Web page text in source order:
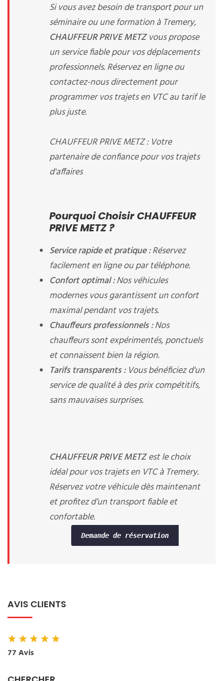
Si vous avez besoin de transport pour un
séminaire ou une formation à Tremery,
CHAUFFEUR PRIVE METZvous propose
un service fiable pour vos déplacements
professionnels. Réservez en ligne ou
contactez-nous directement pour
programmer vos trajets en VTC au tarif le
plus juste.
CHAUFFEUR PRIVE METZ : Votre
partenaire de confiance pour vos trajets
d'affaires
Pourquoi Choisir CHAUFFEUR
PRIVE METZ ?
Service rapide et pratique :Réservez
facilement en ligne ou par téléphone.
Confort optimal :Nos véhicules
modernes vous garantissent un confort
maximal pendant vos trajets.
Chauffeurs professionnels :Nos
chauffeurs sont expérimentés, ponctuels
et connaissent bien la région.
Tarifs transparents :Vous bénéficiez d'un
service de qualité à des prix compétitifs,
sans mauvaises surprises.
CHAUFFEUR PRIVE METZest le choix
idéal pour vos trajets en VTC à Tremery.
Réservez votre véhicule dès maintenant
et profitez d’un transport fiable et
confortable.
Demande de réservation
AVIS CLIENTS
★★★★★
77 Avis